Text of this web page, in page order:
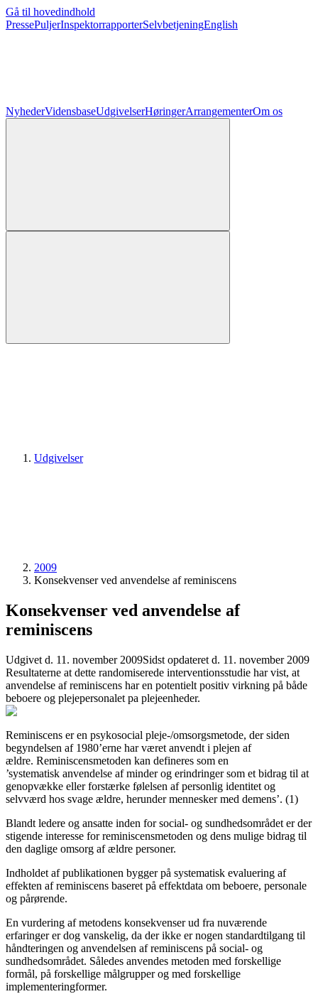
Gå til hovedindhold
PressePuljerInspektorrapporterSelvbetjeningEnglish
NyhederVidensbaseUdgivelserHøringerArrangementerOm os
Udgivelser
2009
Konsekvenser ved anvendelse af reminiscens
Konsekvenser ved anvendelse af
reminiscens
Udgivet d. 11. november 2009Sidst opdateret d. 11. november 2009
Resultaterne at dette randomiserede interventionsstudie har vist, at
anvendelse af reminiscens har en potentielt positiv virkning på både
beboere og plejepersonalet pa plejeenheder.
Reminiscens er en psykosocial pleje-/omsorgsmetode, der siden
begyndelsen af 1980’erne har været anvendt i plejen af
ældre. Reminiscensmetoden kan defineres som en
’systematisk anvendelse af minder og erindringer som et bidrag til at
genopvække eller forstærke følelsen af personlig identitet og
selvværd hos svage ældre, herunder mennesker med demens’. (1)
Blandt ledere og ansatte inden for social- og sundhedsområdet er der
stigende interesse for reminiscensmetoden og dens mulige bidrag til
den daglige omsorg af ældre personer.
Indholdet af publikationen bygger på systematisk evaluering af
effekten af reminiscens baseret på effektdata om beboere, personale
og pårørende.
En vurdering af metodens konsekvenser ud fra nuværende
erfaringer er dog vanskelig, da der ikke er nogen standardtilgang til
håndteringen og anvendelsen af reminiscens på social- og
sundhedsområdet. Således anvendes metoden med forskellige
formål, på forskellige målgrupper og med forskellige
implementeringformer.